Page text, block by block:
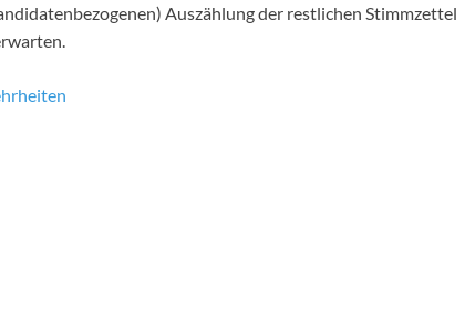
Auszählung der restlichen Stimmzettel